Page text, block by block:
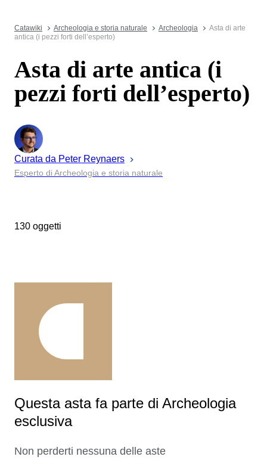
Catawiki Archeologia e storia naturale Archeologia
Asta di arte
antica (i pezzi forti dell’esperto)
Asta di arte antica (i
pezzi forti dell’esperto)
Curata da Peter Reynaers
Esperto di Archeologia e storia naturale
130 oggetti
Questa asta fa parte di Archeologia
esclusiva
Non perderti nessuna delle aste